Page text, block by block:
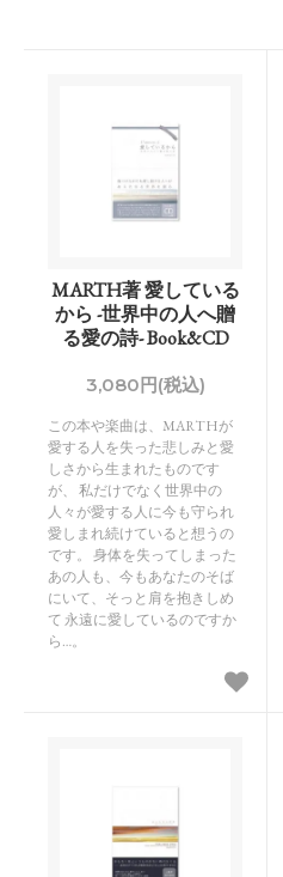
MARTH著 愛している
から -世界中の人へ贈
る愛の詩- Book&CD
3,080円(税込)
この本や楽曲は、MARTHが
愛する人を失った悲しみと愛
しさから生まれたものです
が、 私だけでなく世界中の
人々が愛する人に今も守られ
愛しまれ続けていると想うの
です。 身体を失ってしまった
あの人も、今もあなたのそば
にいて、そっと肩を抱きしめ
て 永遠に愛しているのですか
ら…。